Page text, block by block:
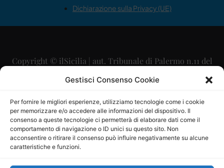
Gestisci Consenso Cookie
Per fornire le migliori esperienze, utilizziamo tecnologie come i cookie
per memorizzare e/o accedere alle informazioni del dispositivo. Il
consenso a queste tecnologie ci permetterà di elaborare dati come il
comportamento di navigazione o ID unici su questo sito. Non
acconsentire o ritirare il consenso può influire negativamente su alcune
caratteristiche e funzioni.
Dichiarazione sulla Privacy (UE)
Copyright © ilSicilia | aut. Tribunale di Palermo n.11 del
29/09/2015
Direttore Editoriale: Maurizio Scaglione
Direttore Responsabile: Maria Calabrese